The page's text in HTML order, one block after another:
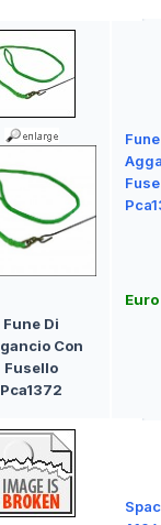
Fune Di
Con
Fusello
Pca1372